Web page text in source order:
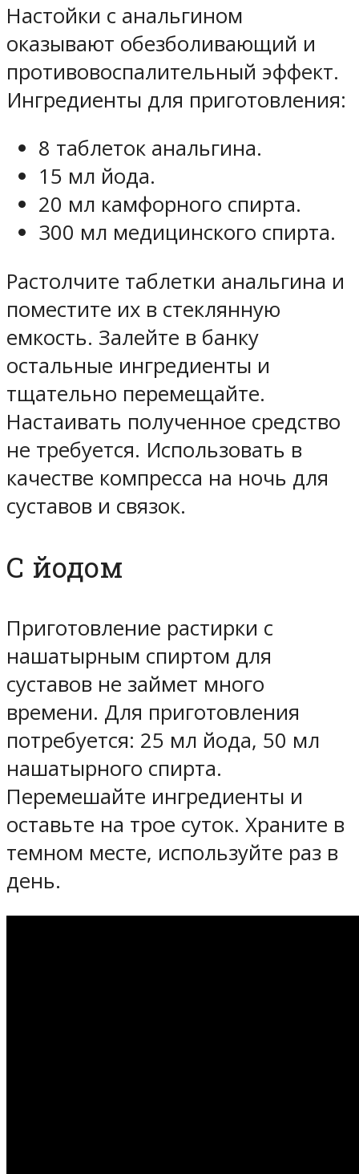
Настойки с анальгином
оказывают обезболивающий и
противовоспалительный эффект.
Ингредиенты для приготовления:
8 таблеток анальгина.
15 мл йода.
20 мл камфорного спирта.
300 мл медицинского спирта.
Растолчите таблетки анальгина и
поместите их в стеклянную
емкость. Залейте в банку
остальные ингредиенты и
тщательно перемещайте.
Настаивать полученное средство
не требуется. Использовать в
качестве компресса на ночь для
суставов и связок.
С йодом
Приготовление растирки с
нашатырным спиртом для
суставов не займет много
времени. Для приготовления
потребуется: 25 мл йода, 50 мл
нашатырного спирта.
Перемешайте ингредиенты и
оставьте на трое суток. Храните в
темном месте, используйте раз в
день.